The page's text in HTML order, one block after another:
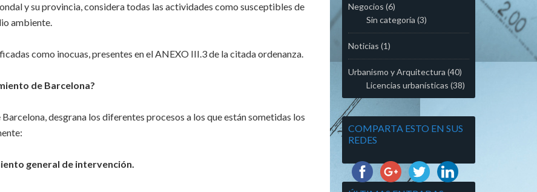
y su provincia, considera todas las actividades como susceptibles de
ambiente.
como inocuas, presentes en el ANEXO III.3 de la citada ordenanza.
de Barcelona?
desgrana los diferentes procesos a los que están sometidas los
general de intervención.
Negocios (6)
Sin categoría (3)
Noticias (1)
Urbanismo y Arquitectura (40)
Licencias urbanísticas (38)
COMPARTA ESTO EN SUS
REDES